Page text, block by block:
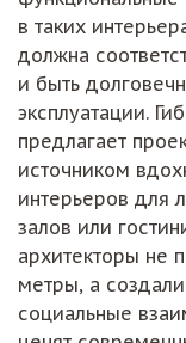
в таких
должна
и быть
эксплуатации.
предлагает
источником
интерьеров для
залов или
архитекторы не
метры, а
социальные